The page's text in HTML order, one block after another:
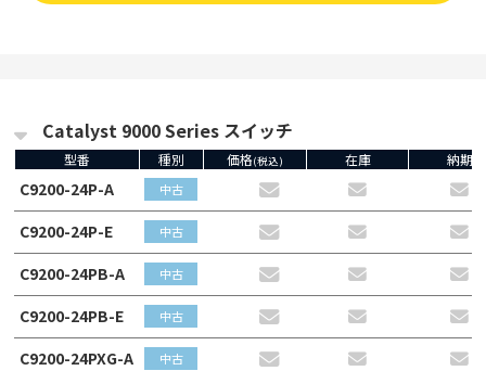
Catalyst 9000 Series スイッチ
型番 種別 価格(税込) 在庫 納期
C9200-24P-A 中古
C9200-24P-E 中古
C9200-24PB-A 中古
C9200-24PB-E 中古
C9200-24PXG-A 中古